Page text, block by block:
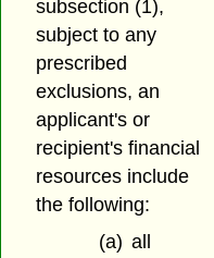
subsection (1),
subject to any
prescribed
exclusions, an
applicant's or
recipient's financial
resources include
the following:
(a) all